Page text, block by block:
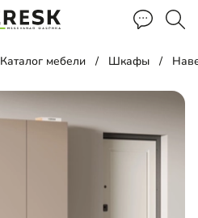
Каталог мебели Шкафы